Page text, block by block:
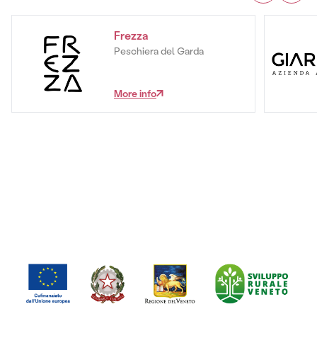
Frezza
Peschiera del Garda
More info